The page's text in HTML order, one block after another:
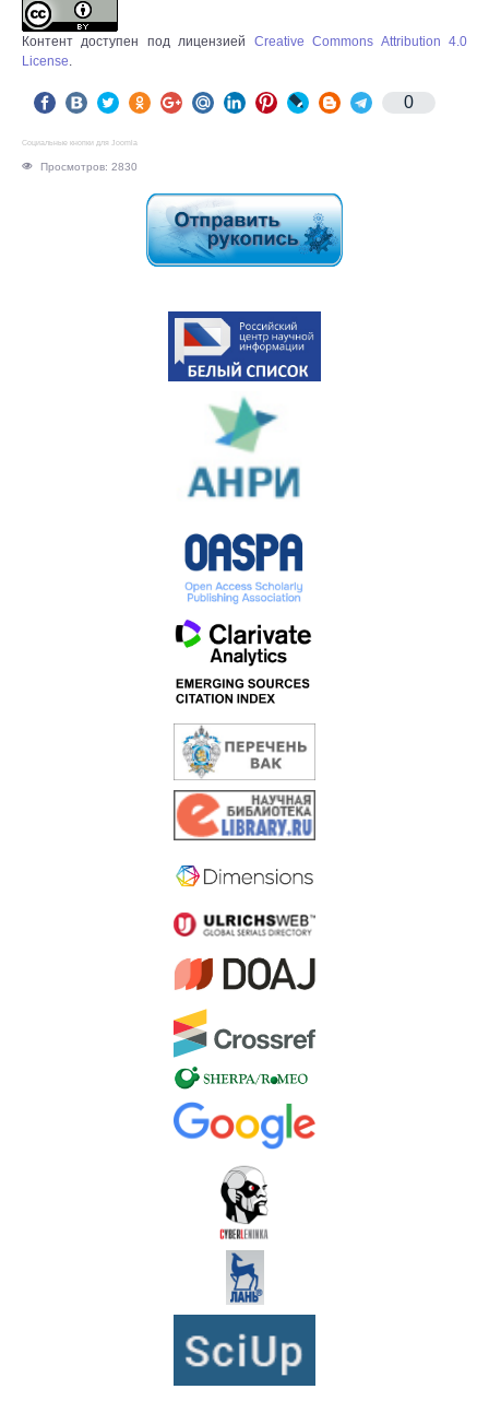
Контент доступен под лицензией Creative Commons Attribution 4.0
License.
0
Социальные кнопки для Joomla
Просмотров: 2830